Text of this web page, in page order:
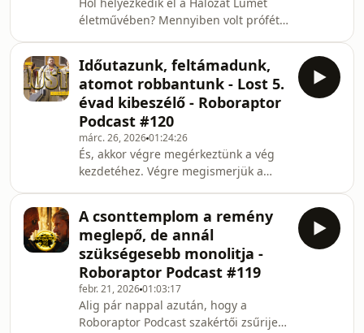
Hogy öli meg a fasizmus a lelkünket?
Meddig lehet homokba dugni a
fejünket
életművében? Mennyiben volt próféta
Hálózat? Mennyire lehet releváns az
internetes és közösségi média
korábban egy TV-ről szóló film? Milyen
képet fest Lumet a televízióstúdiók
működéséről? Mennyire és hol köszön
vissza a Hálózat világa a mai (magyar)
média valóságunkban? Hogy fér el
ennyi szenzá
Időutazunk, feltámadunk,
atomot robbantunk - Lost 5.
évad kibeszélő - Roboraptor
Podcast #120
márc. 26, 202601:24:26
És, akkor végre megérkeztünk a vég
kezdetéhez. Végre megismerjük a
rejtélyes Jacob! Na, de miért kellett
egyáltalán visszatérni a Szigetre?
Biztos kellett az időutazás az eddigi is
zavaros misztikumba? Hogy a fenébe
támadt fel John Locke? Mi az, hogy ez
nem is John Locke? Akkor kicsoda? És
mi lett John Locke sorsa? Mi van veled,
A csonttemplom a remény
meglepő, de annál
szükségesebb monolitja -
Roboraptor Podcast #119
febr. 21, 202601:03:17
Alig pár nappal azután, hogy a
Roboraptor Podcast szakértői zsűrije